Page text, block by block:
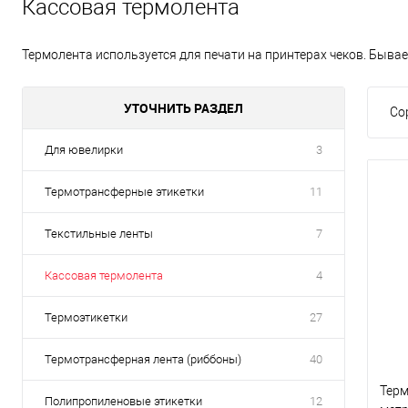
Кассовая термолента
Термолента используется для печати на принтерах чеков.
УТОЧНИТЬ РАЗДЕЛ
Для ювелирки 3
Термотрансферные этикетки 11
Текстильные ленты 7
Кассовая термолента 4
Термоэтикетки 27
Термотрансферная лента (риббоны) 40
Полипропиленовые этикетки 12